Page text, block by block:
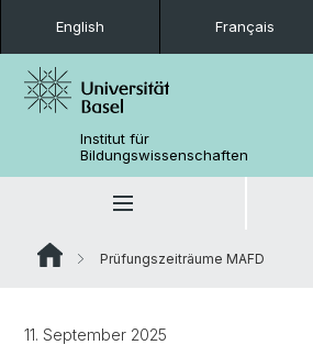
English Français
Institut für
Bildungswissenschaften
Prüfungszeiträume MAFD
11. September 2025